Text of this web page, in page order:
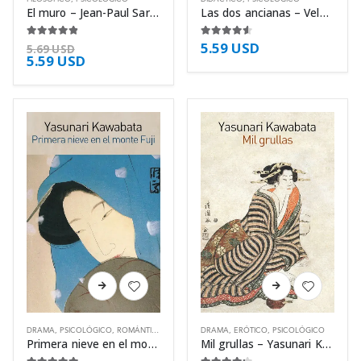
múltiples
pueden
elegir
en
la
página
de
producto
El muro – Jean-Paul Sartre
4.75de 5
5.69USD
5.59 USD
múltiples
pueden
elegir
en
página
de
producto
Las dos ancianas – Velma Wallis
4.50de 5
5.59 USD
Este
producto
múltiples
DRAMA, PSICOLÓGICO, ROMÁNTICO
Primera nieve en el monte Fuji – Yasunari Kawabata
Este
producto
múltiples
DRAMA, ERÓTICO, PSICOLÓGICO
Mil grullas – Yasunari Kawabata